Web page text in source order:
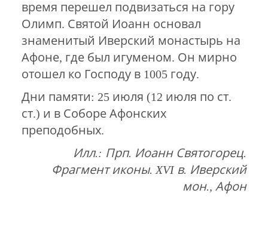
время перешел подвизаться на гору
Олимп. Святой Иоанн основал
знаменитый Иверский монастырь на
Афоне, где был игуменом. Он мирно
отошел ко Господу в 1005 году.
Дни памяти: 25 июля (12 июля по ст.
ст.) и в Соборе Афонских
преподобных.
Илл.: Прп. Иоанн Святогорец.
Фрагмент иконы. XVI в. Иверский
мон., Афон